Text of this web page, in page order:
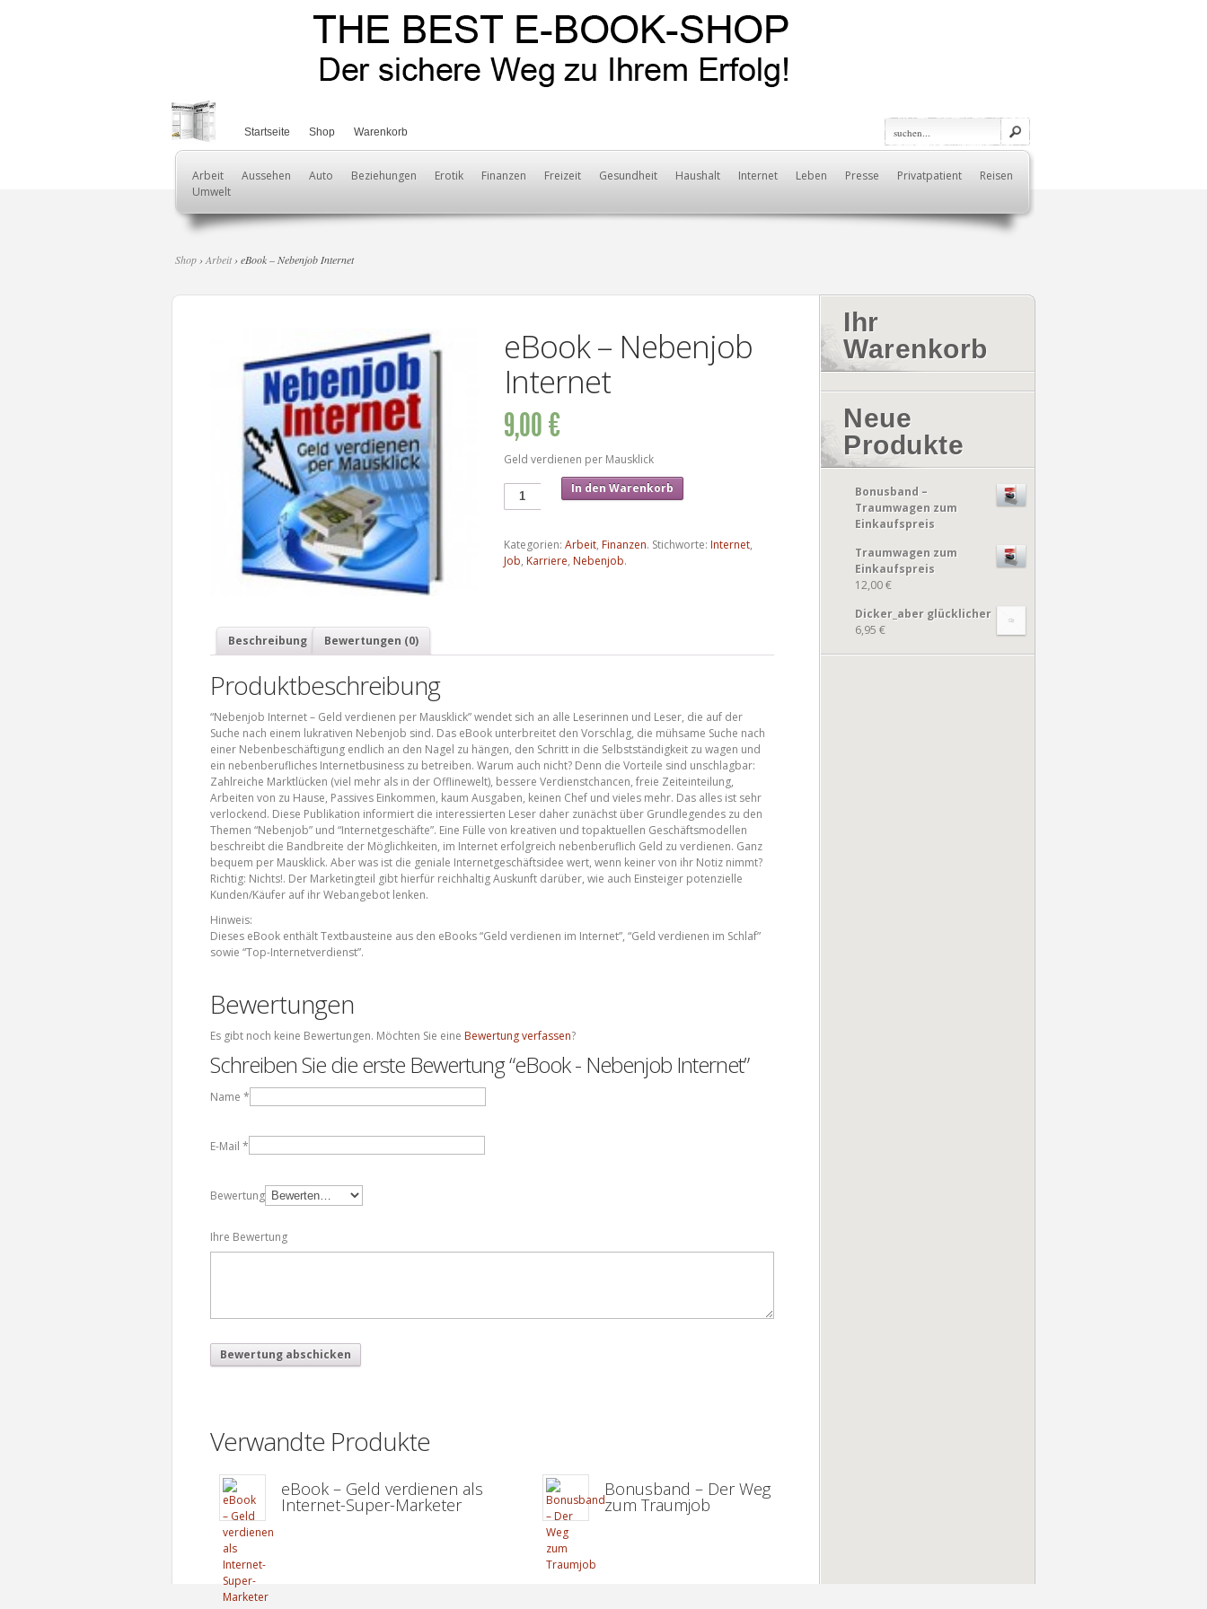
Startseite Shop Warenkorb
Arbeit Aussehen Auto Beziehungen Erotik Finanzen Freizeit Gesundheit Haushalt Internet Leben Presse Privatpatient
Reisen
Umwelt
Shop ›Arbeit› eBook – Nebenjob Internet
eBook – Nebenjob
Internet
9,00 €
Geld verdienen per Mausklick
In den Warenkorb
Kategorien: Arbeit, Finanzen. Stichworte: Internet,
Job, Karriere, Nebenjob.
Beschreibung Bewertungen (0)
Produktbeschreibung
“Nebenjob Internet – Geld verdienen per Mausklick” wendet sich an alle Leserinnen und Leser, die auf der
Suche nach einem lukrativen Nebenjob sind. Das eBook unterbreitet den Vorschlag, die mühsame Suche nach
einer Nebenbeschäftigung endlich an den Nagel zu hängen, den Schritt in die Selbstständigkeit zu wagen und
ein nebenberufliches Internetbusiness zu betreiben. Warum auch nicht? Denn die Vorteile sind unschlagbar:
Zahlreiche Marktlücken (viel mehr als in der Offlinewelt), bessere Verdienstchancen, freie Zeiteinteilung,
Arbeiten von zu Hause, Passives Einkommen, kaum Ausgaben, keinen Chef und vieles mehr. Das alles ist sehr
verlockend. Diese Publikation informiert die interessierten Leser daher zunächst über Grundlegendes zu den
Themen “Nebenjob” und “Internetgeschäfte”. Eine Fülle von kreativen und topaktuellen Geschäftsmodellen
beschreibt die Bandbreite der Möglichkeiten, im Internet erfolgreich nebenberuflich Geld zu verdienen. Ganz
bequem per Mausklick. Aber was ist die geniale Internetgeschäftsidee wert, wenn keiner von ihr Notiz nimmt?
Richtig: Nichts!. Der Marketingteil gibt hierfür reichhaltig Auskunft darüber, wie auch Einsteiger potenzielle
Kunden/Käufer auf ihr Webangebot lenken.
Hinweis:
Dieses eBook enthält Textbausteine aus den eBooks “Geld verdienen im Internet”, “Geld verdienen im Schlaf”
sowie “Top-Internetverdienst”.
Bewertungen
Es gibt noch keine Bewertungen. Möchten Sie eine Bewertung verfassen?
Schreiben Sie die erste Bewertung “eBook - Nebenjob Internet”
Name *
E-Mail *
Bewertung
Ihre Bewertung
Verwandte Produkte
eBook – Geld verdienen als
Internet-Super-Marketer
Bonusband – Der Weg
zum Traumjob
Ihr
Warenkorb
Neue
Produkte
Bonusband –
Traumwagen zum
Einkaufspreis
Traumwagen zum
Einkaufspreis
12,00 €
Dicker_aber glücklicher
6,95 €